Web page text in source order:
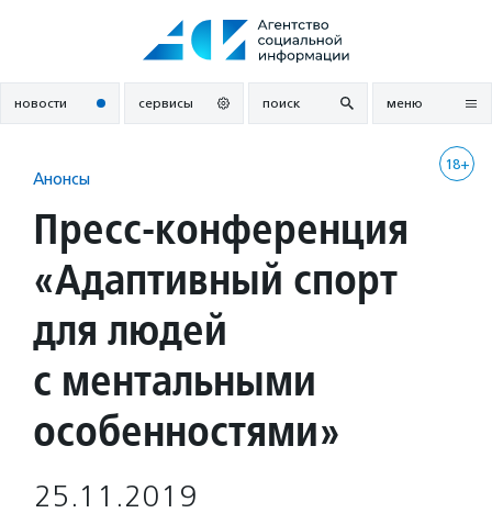
новости сервисы поиск меню
18+
Анонсы
Пресс-конференция
«Адаптивный спорт
для людей
с ментальными
особенностями»
25.11.2019